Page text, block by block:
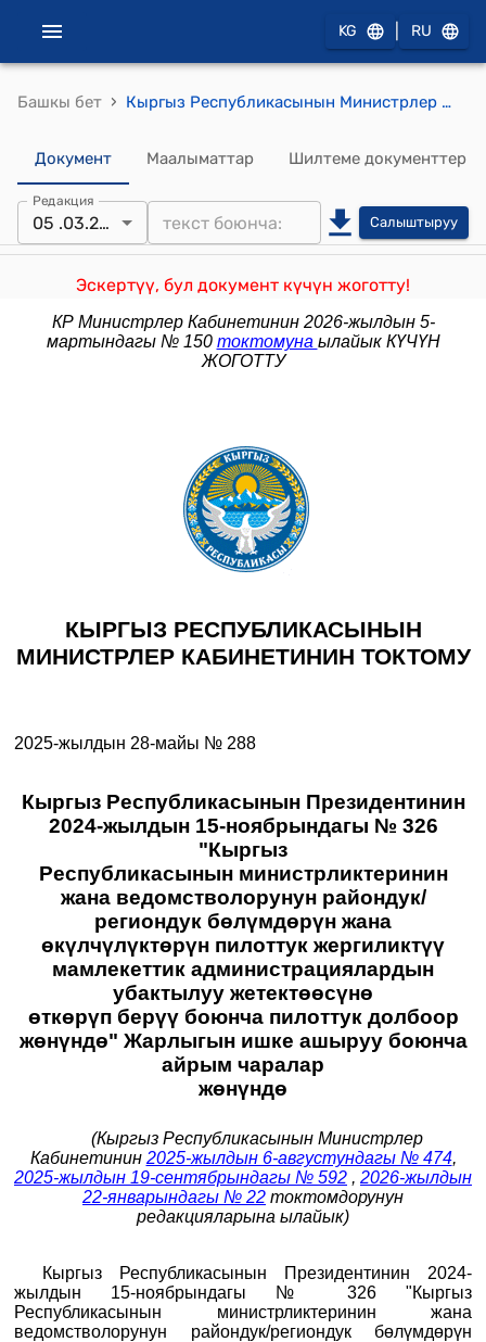
KG RU
Башкы бет › Кыргыз Республикасынын Министрлер Кабинетинин 2025-жылдын 28-майындагы № 288 "Кыргыз Республикасынын Президентинин 2024-жылдын 15-ноябрындагы № 326 "Кыргыз Республикасынын министрликтеринин жана ведомстволорунун райондук/региондук бөлүмдөрүн жана өкүлчүлүктөрүн пилоттук жергиликтүү мамлекеттик администрациялардын убактылуу жетектөөсүнө өткөрүп берүү боюнча пилоттук долбоор жөнүндө" Жарлыгын ишке ашыруу боюнча айрым чаралар жөнүндө" токтому
Документ Маалыматтар Шилтеме документтер
Редакция
05 .03.2026 Салыштыруу
Эскертүү, бул документ күчүн жоготту!